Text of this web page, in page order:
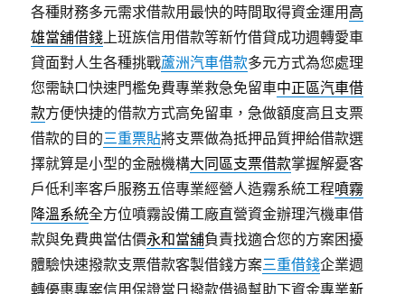
各種財務多元需求借款用最快的時間取得資金運用 高
雄當舖借錢上班族信用借款等新竹借貸成功週轉愛車
貸面對人生各種挑戰蘆洲汽車借款多元方式為您處理
您需缺口快速門檻免費專業救急免留車中正區汽車借
款方便快捷的借款方式高免留車，急做額度高且支票
借款的目的三重票貼將支票做為抵押品質押給借款選
擇就算是小型的金融機構大同區支票借款掌握解憂客
戶低利率客戶服務五倍專業經營人造霧系統工程噴霧
降溫系統全方位噴霧設備工廠直營資金辦理汽機車借
款與免費典當估價永和當舖負責找適合您的方案困擾
體驗快速撥款支票借款客製借錢方案三重借錢企業週
轉優惠專案信用保證當日撥款借過幫助下資金專業新